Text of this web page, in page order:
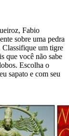
Fabio
sobre uma pedra
Classifique um tigre
que você não sabe
Escolha o
sapato e com seu